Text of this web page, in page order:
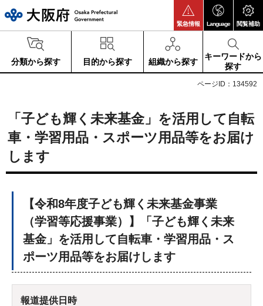
緊急情報 Language 閲覧補助
分類から探す 目的から探す 組織から探す
キーワードから
探す
ページID：134592
「子ども輝く未来基金」を活用して自転
車・学習用品・スポーツ用品等をお届け
します
【令和8年度子ども輝く未来基金事業
（学習等応援事業）】「子ども輝く未来
基金」を活用して自転車・学習用品・ス
ポーツ用品等をお届けします
報道提供日時